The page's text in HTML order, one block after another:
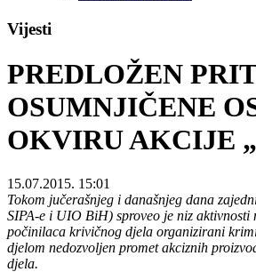
Vijesti
PREDLOŽEN
OSUMNJIČENE
OKVIRU AKCIJE
15.07.2015. 15:01
Tokom jučerašnjeg i današnjeg dana
SIPA-e i UIO BiH) sproveo je niz aktivnosti
počinilaca krivičnog djela organizirani
djelom nedozvoljen prometakciznih
djela.